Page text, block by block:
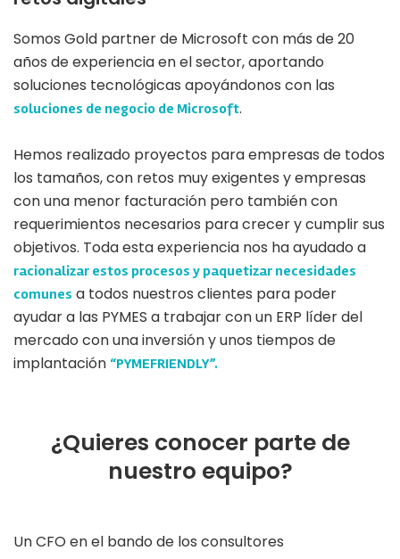
Somos Gold partner de Microsoft con más de 20
años de experiencia en el sector, aportando
soluciones tecnológicas apoyándonos con las
soluciones de negocio de Microsoft.
Hemos realizado proyectos para empresas de todos
los tamaños, con retos muy exigentes y empresas
con una menor facturación pero también con
requerimientos necesarios para crecer y cumplir sus
objetivos. Toda esta experiencia nos ha ayudado a
racionalizar estos procesos y paquetizar necesidades
comunes a todos nuestros clientes para poder
ayudar a las PYMES a trabajar con un ERP líder del
mercado con una inversión y unos tiempos de
implantación “PYMEFRIENDLY”.
¿Quieres conocer parte de
nuestro equipo?
Un CFO en el bando de los consultores